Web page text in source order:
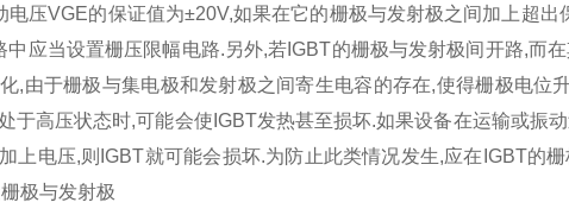
电压VGE的保证值为±20V,如果在它的栅极与发射极之间加上超出
中应当设置栅压限幅电路.另外,若IGBT的栅极与发射极间开路,而
,由于栅极与集电极和发射极之间寄生电容的存在,使得栅极电位
于高压状态时,可能会使IGBT发热甚至损坏.如果设备在运输或振
上电压,则IGBT就可能会损坏.为防止此类情况发生,应在IGBT的
极与发射极